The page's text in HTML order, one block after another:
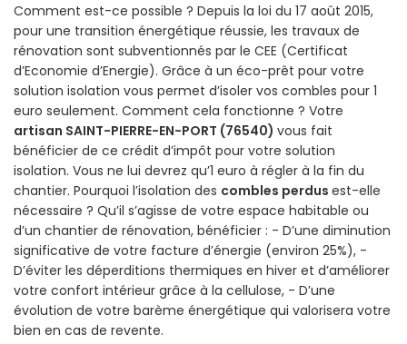
Comment est-ce possible ? Depuis la loi du 17 août 2015,
pour une transition énergétique réussie, les travaux de
rénovation sont subventionnés par le CEE (Certificat
d’Economie d’Energie). Grâce à un éco-prêt pour votre
solution isolation vous permet d’isoler vos combles pour 1
euro seulement. Comment cela fonctionne ? Votre
artisan SAINT-PIERRE-EN-PORT (76540) vous fait
bénéficier de ce crédit d’impôt pour votre solution
isolation. Vous ne lui devrez qu’1 euro à régler à la fin du
chantier. Pourquoi l’isolation des combles perdus est-elle
nécessaire ? Qu’il s’agisse de votre espace habitable ou
d’un chantier de rénovation, bénéficier : - D’une diminution
significative de votre facture d’énergie (environ 25%), -
D’éviter les déperditions thermiques en hiver et d’améliorer
votre confort intérieur grâce à la cellulose, - D’une
évolution de votre barème énergétique qui valorisera votre
bien en cas de revente.